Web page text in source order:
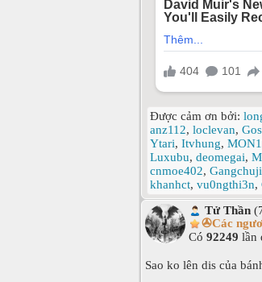
Được cảm ơn bởi:
anz112, loclevan, Gos
Ytari, Itvhung,
Luxubu, deomegai,
cnmoe402,
khanhct, vu0ngthi3n,
Tử Thần
✇Các
Có 92249 lần
Sao ko lên dis của